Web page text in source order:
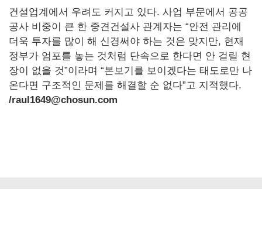
건설업계에서 우려도 커지고 있다. 사업 부문에서 공공
공사 비중이 큰 한 중견건설사 관계자는 “안전 관리에
더욱 투자를 많이 해 신경써야 하는 것은 맞지만, 현재
정부가 엄포를 놓는 것처럼 단속으로 한다면 안 걸릴 현
장이 없을 것”이라며 “본보기를 보이겠다는 태도로만 나
온다면 구조적인 문제를 해결할 순 없다”고 지적했다.
/raul1649@chosun.com